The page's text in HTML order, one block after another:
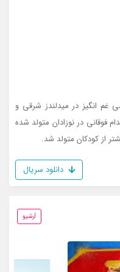
غم انگیز در میدلندز شرقی و
فوقانی در نوزادان متولد شده
از کودکان متولد شد.
دانلود سریال
آرشیو